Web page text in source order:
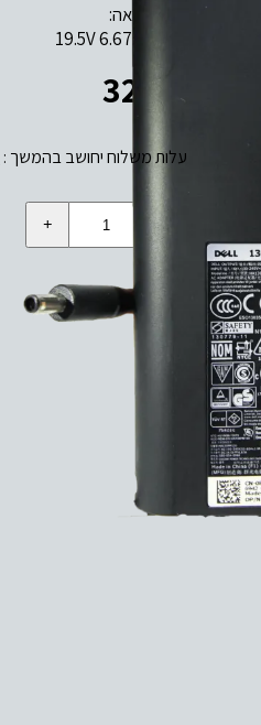
19.5V 6.67A 130W
320₪
עלות משלוח יחושב בהמשך :
כמות
19.5V
6.67A
דל